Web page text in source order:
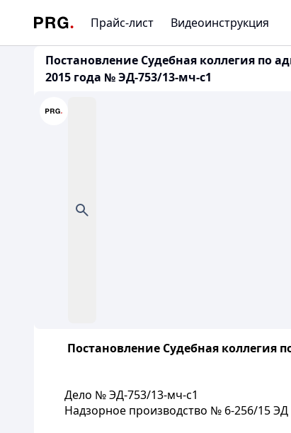
Прайс-лист Видеоинструкция
Постановление Судебная коллегия по
2015 года № ЭД-753/13-мч-с1
Постановление Судебная
Дело № ЭД-753/13-мч-с1
Надзорное производство № 6-256/15 ЭД